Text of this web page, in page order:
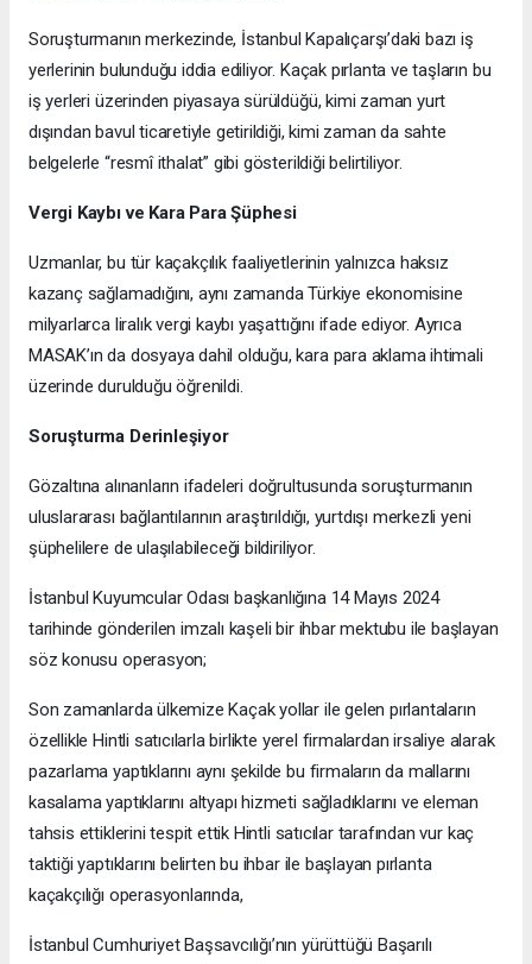
Soruşturmanın merkezinde, İstanbul Kapalıçarşı’daki bazı iş
yerlerinin bulunduğu iddia ediliyor. Kaçak pırlanta ve taşların bu
iş yerleri üzerinden piyasaya sürüldüğü, kimi zaman yurt
dışından bavul ticaretiyle getirildiği, kimi zaman da sahte
belgelerle “resmî ithalat” gibi gösterildiği belirtiliyor.
Vergi Kaybı ve Kara Para Şüphesi
Uzmanlar, bu tür kaçakçılık faaliyetlerinin yalnızca haksız
kazanç sağlamadığını, aynı zamanda Türkiye ekonomisine
milyarlarca liralık vergi kaybı yaşattığını ifade ediyor. Ayrıca
MASAK’ın da dosyaya dahil olduğu, kara para aklama ihtimali
üzerinde durulduğu öğrenildi.
Soruşturma Derinleşiyor
Gözaltına alınanların ifadeleri doğrultusunda soruşturmanın
uluslararası bağlantılarının araştırıldığı, yurtdışı merkezli yeni
şüphelilere de ulaşılabileceği bildiriliyor.
İstanbul Kuyumcular Odası başkanlığına 14 Mayıs 2024
tarihinde gönderilen imzalı kaşeli bir ihbar mektubu ile başlayan
söz konusu operasyon;
Son zamanlarda ülkemize Kaçak yollar ile gelen pırlantaların
özellikle Hintli satıcılarla birlikte yerel firmalardan irsaliye alarak
pazarlama yaptıklarını aynı şekilde bu firmaların da mallarını
kasalama yaptıklarını altyapı hizmeti sağladıklarını ve eleman
tahsis ettiklerini tespit ettik Hintli satıcılar tarafından vur kaç
taktiği yaptıklarını belirten bu ihbar ile başlayan pırlanta
kaçakçılığı operasyonlarında,
İstanbul Cumhuriyet Başsavcılığı’nın yürüttüğü Başarılı